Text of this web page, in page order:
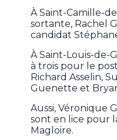
À Saint-Camille-
sortante, Rachel
candidat
À Saint-Louis-de-
à trois pour le
Richard Asselin,
Guenette et
Aussi, Véronique
sont en lice pour
Magloire.